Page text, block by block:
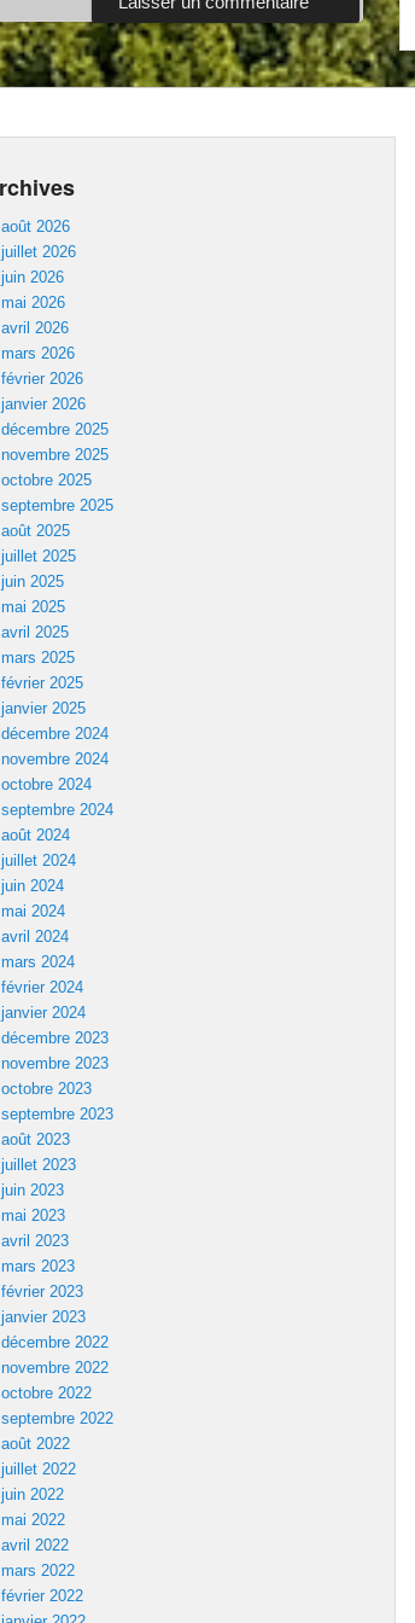
août 2026
juillet 2026
juin 2026
mai 2026
avril 2026
mars 2026
février 2026
janvier 2026
décembre 2025
novembre 2025
octobre 2025
septembre 2025
août 2025
juillet 2025
juin 2025
mai 2025
avril 2025
mars 2025
février 2025
janvier 2025
décembre 2024
novembre 2024
octobre 2024
septembre 2024
août 2024
juillet 2024
juin 2024
mai 2024
avril 2024
mars 2024
février 2024
janvier 2024
décembre 2023
novembre 2023
octobre 2023
septembre 2023
août 2023
juillet 2023
juin 2023
mai 2023
avril 2023
mars 2023
février 2023
janvier 2023
décembre 2022
novembre 2022
octobre 2022
septembre 2022
août 2022
juillet 2022
juin 2022
mai 2022
avril 2022
mars 2022
février 2022